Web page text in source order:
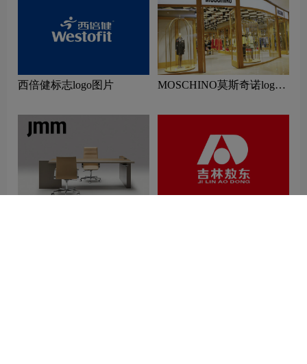
西倍健标志logo图片
MOSCHINO莫斯奇诺logo
念